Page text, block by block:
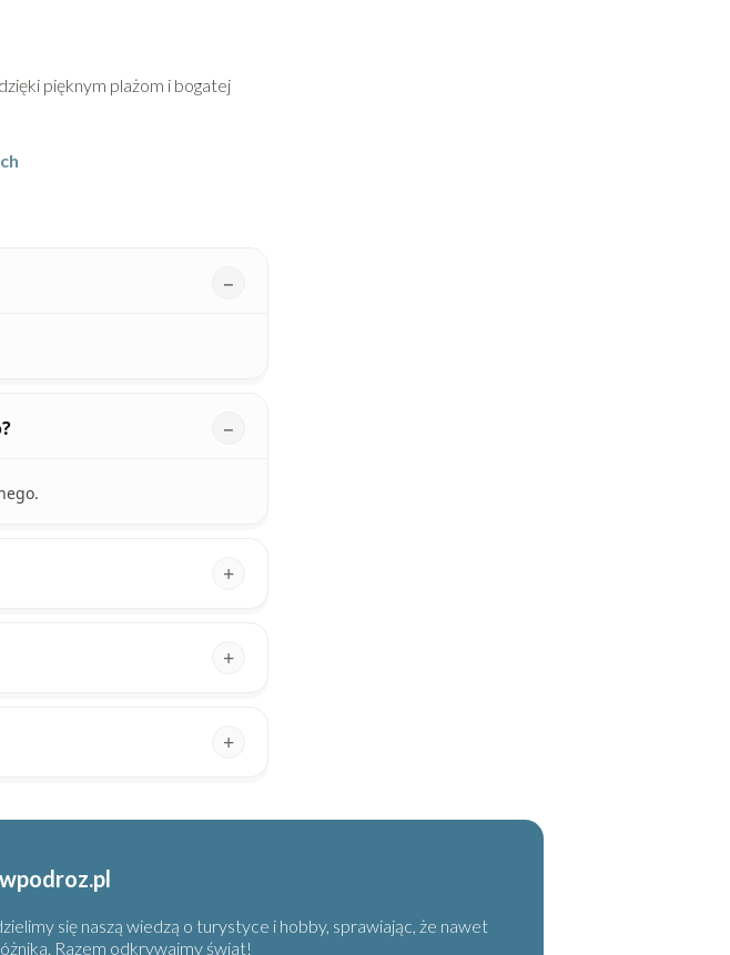
pięknym plażom i bogatej
się naszą wiedzą o turystyce i hobby, sprawiając, że nawet
Razem odkrywajmy świat!